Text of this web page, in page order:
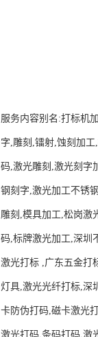
服务内容别名:打标机
字,雕刻,镭射,蚀刻加
码,激光雕刻,激光刻字
钢刻字,激光加工不锈
雕刻,模具加工,松岗激
码,标牌激光加工,深圳
激光打标 ,广东五金打
灯具,激光光纤打标,深
卡防伪打码,磁卡激光
激光打码,条码打码,激